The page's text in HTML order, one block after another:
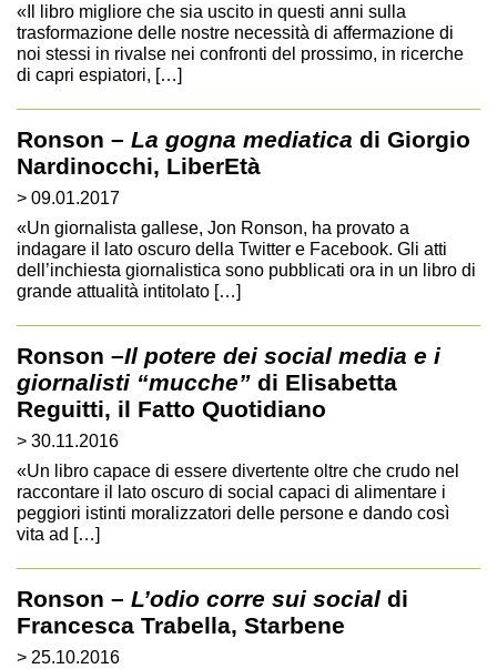
«Il libro migliore che sia uscito in questi anni sulla
trasformazione delle nostre necessità di affermazione di
noi stessi in rivalse nei confronti del prossimo, in ricerche
di capri espiatori, […]
Ronson – La gogna mediatica di Giorgio
Nardinocchi, LiberEtà
> 09.01.2017
«Un giornalista gallese, Jon Ronson, ha provato a
indagare il lato oscuro della Twitter e Facebook. Gli atti
dell’inchiesta giornalistica sono pubblicati ora in un libro di
grande attualità intitolato […]
Ronson –Il potere dei social media e i
giornalisti “mucche” di Elisabetta
Reguitti, il Fatto Quotidiano
> 30.11.2016
«Un libro capace di essere divertente oltre che crudo nel
raccontare il lato oscuro di social capaci di alimentare i
peggiori istinti moralizzatori delle persone e dando così
vita ad […]
Ronson – L’odio corre sui social di
Francesca Trabella, Starbene
> 25.10.2016